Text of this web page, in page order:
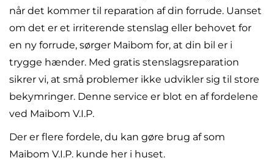
når det kommer til reparation af din forrude. Uanset
om det er et irriterende stenslag eller behovet for
en ny forrude, sørger Maibom for, at din bil er i
trygge hænder. Med gratis stenslagsreparation
sikrer vi, at små problemer ikke udvikler sig til store
bekymringer. Denne service er blot en af fordelene
ved Maibom V.I.P.
Der er flere fordele, du kan gøre brug af som
Maibom V.I.P. kunde her i huset.